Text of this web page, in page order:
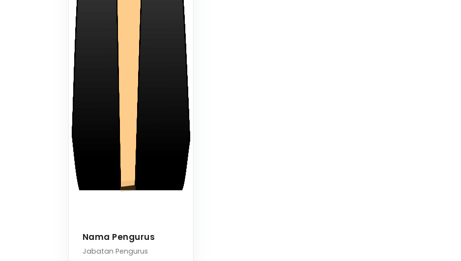
Nama Pengurus
Jabatan Pengurus